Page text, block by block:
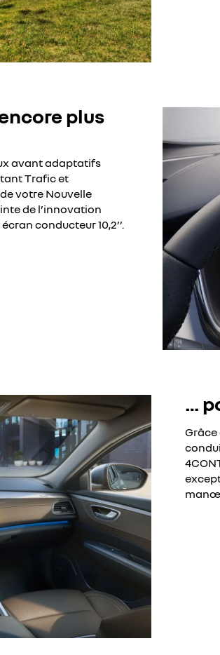
plus
avant adaptatifs
Trafic et
votre Nouvelle
de l’innovation
conducteur 10,2’’.
…
Grâce